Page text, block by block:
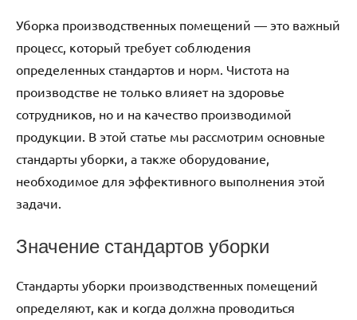
Уборка производственных помещений — это важный
процесс, который требует соблюдения
определенных стандартов и норм. Чистота на
производстве не только влияет на здоровье
сотрудников, но и на качество производимой
продукции. В этой статье мы рассмотрим основные
стандарты уборки, а также оборудование,
необходимое для эффективного выполнения этой
задачи.
Значение стандартов уборки
Стандарты уборки производственных помещений
определяют, как и когда должна проводиться